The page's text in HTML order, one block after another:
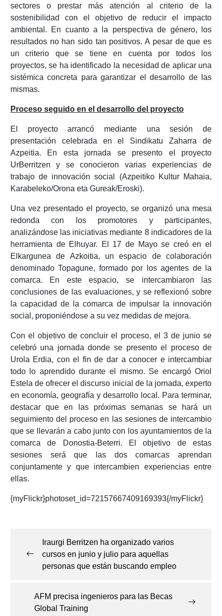
sectores o prestar más atención al criterio de la
sostenibilidad con el objetivo de reducir el impacto
ambiental. En cuanto a la perspectiva de género, los
resultados no han sido tan positivos. A pesar de que es
un criterio que se tiene en cuenta por todos los
proyectos, se ha identificado la necesidad de aplicar una
sistémica concreta para garantizar el desarrollo de las
mismas.
Proceso seguido en el desarrollo del proyecto
El proyecto arrancó mediante una sesión de
presentación celebrada en el Sindikatu Zaharra de
Azpeitia. En esta jornada se presento el proyecto
UrBerritzen y se conocieron varias experiencias de
trabajo de innovación social (Azpeitiko Kultur Mahaia,
Karabeleko/Orona eta Gureak/Eroski).
Una vez presentado el proyecto, se organizó una mesa
redonda con los promotores y participantes,
analizándose las iniciativas mediante 8 indicadores de la
herramienta de Elhuyar. El 17 de Mayo se creó en el
Elkargunea de Azkoitia, un espacio de colaboración
denominado Topagune, formado por los agentes de la
comarca. En este espacio, se intercambiaron las
conclusiones de las evaluaciones, y se reflexionó sobre
la capacidad de la comarca de impulsar la innovación
social, proponiéndose a su vez medidas de mejora.
Con el objetivo de concluir el proceso, el 3 de junio se
celebró una jornada donde se presento el proceso de
Urola Erdia, con el fin de dar a conocer e intercambiar
todo lo aprendido durante el mismo. Se encargó Oriol
Estela de ofrecer el discurso inicial de la jornada, experto
en economía, geografía y desarrollo local. Para terminar,
destacar que en las próximas semanas se hará un
seguimiento del proceso en las sesiones de intercambio
que se llevarán a cabo junto con los ayuntamientos de la
comarca de Donostia-Beterri. El objetivo de estas
sesiones será que las dos comarcas aprendan
conjuntamente y que intercambien experiencias entre
ellas.
{myFlickr}photoset_id=72157667409169393{/myFlickr}
entradas
Iraurgi Berritzen ha organizado varios
cursos en junio y julio para aquellas
personas que están buscando empleo
AFM precisa ingenieros para las Becas
Global Training